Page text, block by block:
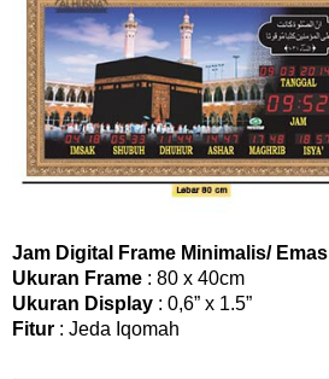
Jam Digital Frame Minimalis/ Emas
Ukuran Frame : 80 x 40cm
Ukuran Display : 0,6” x 1.5”
Fitur : Jeda Iqomah